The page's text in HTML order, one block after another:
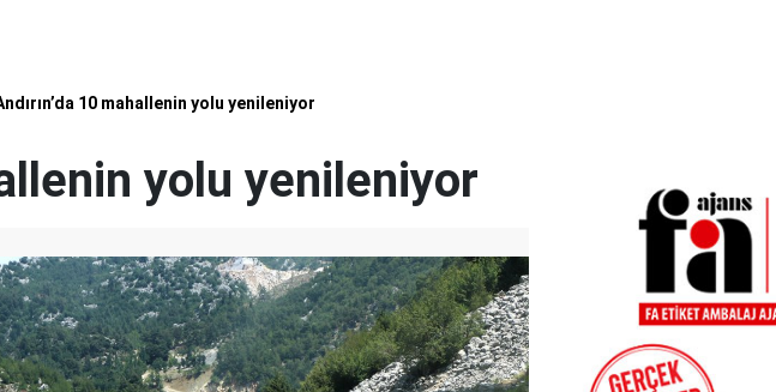
10 mahallenin yolu yenileniyor
yolu yenileniyor